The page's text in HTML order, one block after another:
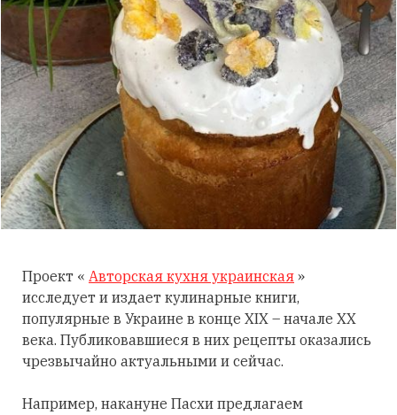
Проект « Авторская кухня украинская »
исследует и издает кулинарные книги,
популярные в Украине в конце XIX – начале XX
века. Публиковавшиеся в них рецепты оказались
чрезвычайно актуальными и сейчас.
Например, накануне Пасхи предлагаем